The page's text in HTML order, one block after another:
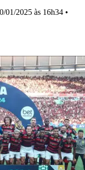
01/2025 às 16h34 •